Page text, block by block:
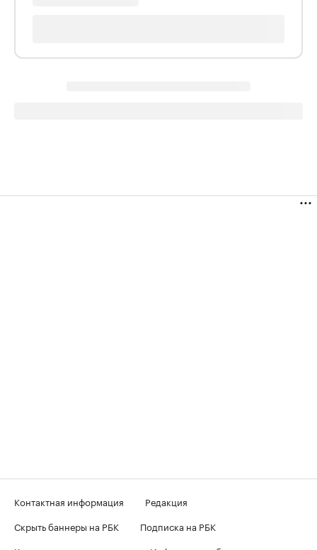
Контактная информация
Редакция
Скрыть баннеры на РБК
Подписка на РБК